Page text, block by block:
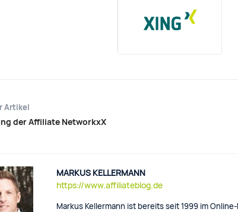
Artikel
der Affiliate NetworkxX
MARKUS KELLERMANN
https://www.affiliateblog.de
Markus Kellermann ist bereits seit 1999 im